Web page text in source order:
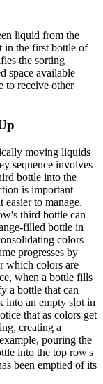
liquid from the
in the first bottle of
the sorting
space available
to receive other
moving liquids
sequence involves
bottle into the
is important
to manage.
third bottle can
filled bottle in
colors
progresses by
which colors are
when a bottle fills
a bottle that can
into an empty slot in
that as colors get
creating a
pouring the
into the top row's
been emptied of its